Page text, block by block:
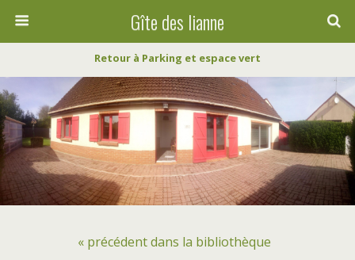
Gîte des lianne
Retour à Parking et espace vert
« précédent dans la bibliothèque